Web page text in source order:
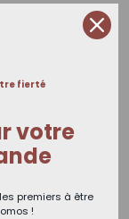
fierté
votre
premiers à être
!